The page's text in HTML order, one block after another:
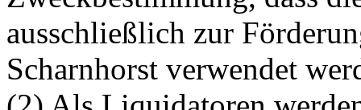
ausschließlich zur
Scharnhorst verwendet